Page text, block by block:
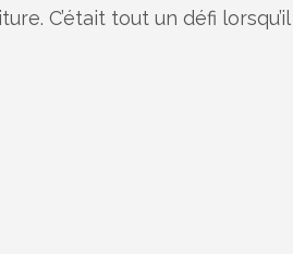
C’était tout un défi